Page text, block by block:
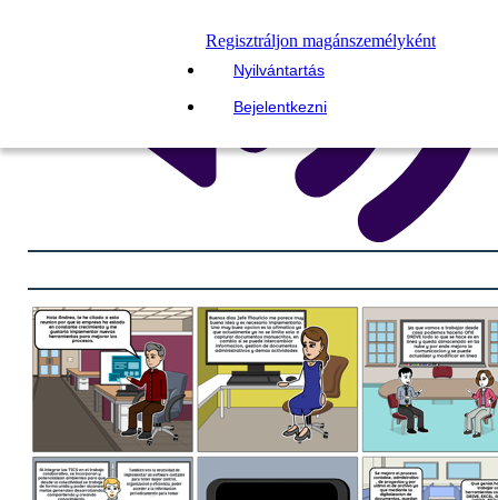
Regisztráljon magánszemélyként
Nyilvántartás
Bejelentkezni